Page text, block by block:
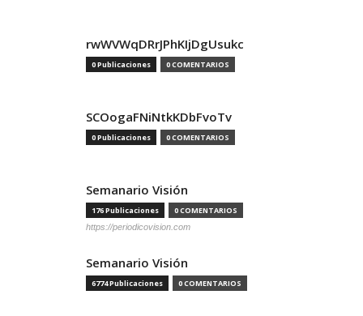
rwWVWqDRrJPhKIjDgUsukc
0 Publicaciones 0 COMENTARIOS
SCOogaFNiNtkKDbFvoTv
0 Publicaciones 0 COMENTARIOS
Semanario Visión
176 Publicaciones 0 COMENTARIOS
https://periodicovision.com
Semanario Visión
6774 Publicaciones 0 COMENTARIOS